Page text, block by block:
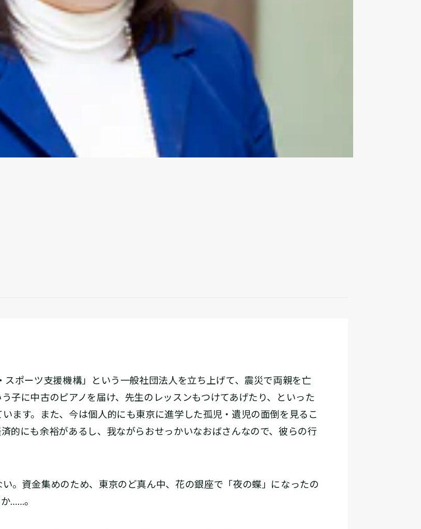
ポーツ支援機構」という一般社団法人を立ち上げて、震災で両親を亡
子に中古のピアノを届け、先生のレッスンもつけてあげたり、といった
ます。また、今は個人的にも東京に進学した孤児・遺児の面倒を見るこ
的にも余裕があるし、我ながらおせっかいなおばさんなので、彼らの行
。資金集めのため、東京のど真ん中、花の銀座で「夜の蝶」になったの
……。